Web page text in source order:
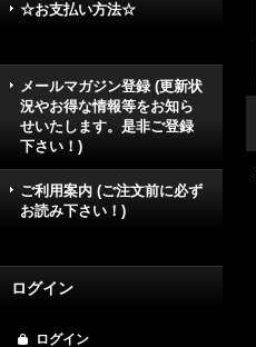
☆お支払い方法☆
メールマガジン登録 (更新状
況やお得な情報等をお知ら
せいたします。是非ご登録
下さい！)
ご利用案内 (ご注文前に必ず
お読み下さい！)
ログイン
ログイン